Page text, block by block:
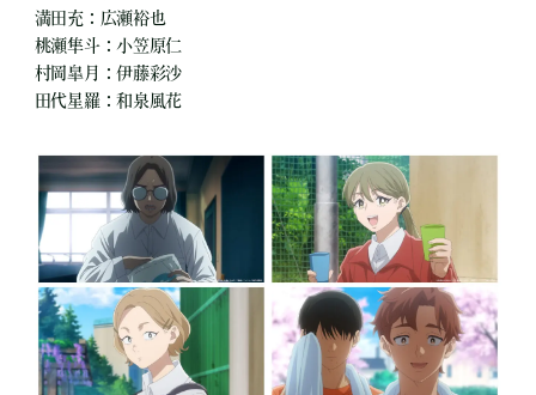
満田充：広瀬裕也
桃瀬隼斗：小笠原仁
村岡皐月：伊藤彩沙
田代星羅：和泉風花